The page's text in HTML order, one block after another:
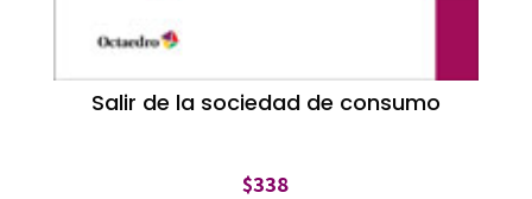
Salir de la sociedad de consumo
$338